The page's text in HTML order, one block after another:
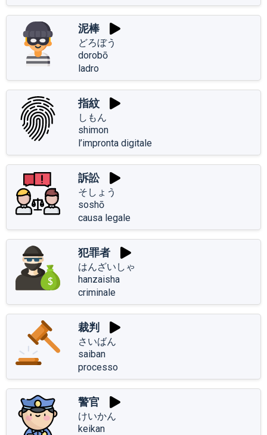
泥棒
どろぼう
dorobō
ladro
指紋
しもん
shimon
l’impronta digitale
訴訟
そしょう
soshō
causa legale
犯罪者
はんざいしゃ
hanzaisha
criminale
裁判
さいばん
saiban
processo
警官
けいかん
keikan